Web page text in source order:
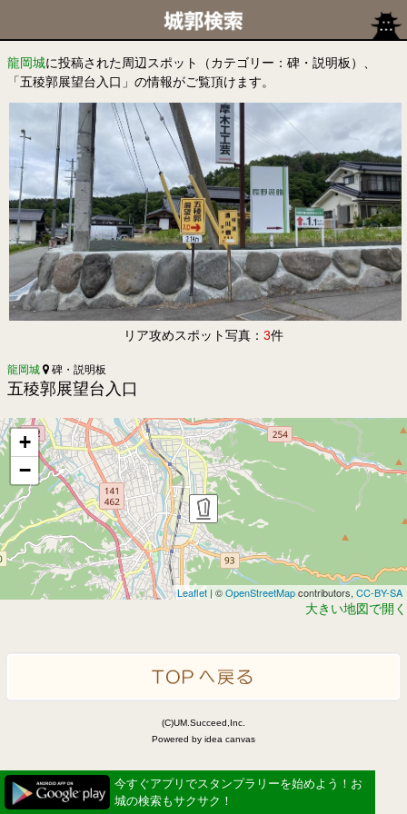
龍岡城に投稿された周辺スポット（カテゴリー：碑・説明板）、
「五稜郭展望台入口」の情報がご覧頂けます。
リア攻めスポット写真： 3件
龍岡城 碑・説明板
五稜郭展望台入口
+
−
Leaflet | ©OpenStreetMapcontributors, CC-BY-SA
大きい地図で開く
(C)UM.Succeed,Inc.
Powered by idea canvas
今すぐアプリでスタンプラリーを始めよう！お
城の検索もサクサク！